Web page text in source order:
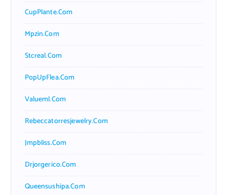
CupPlante.com
Mpzin.com
Stcreal.com
PopUpFlea.com
Valueml.com
Rebeccatorresjewelry.com
Jmpbliss.com
Drjorgerico.com
Queensushipa.com